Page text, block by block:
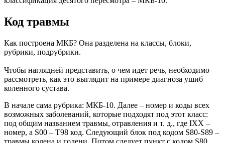
Код травмы
Как построена МКБ? Она разделена на классы, блоки,
рубрики, подрубрики.
Чтобы наглядней представить, о чем идет речь, необходимо
рассмотреть, как это выглядит на примере диагноза ушиб
коленного сустава.
В начале сама рубрика: МКБ-10. Далее – номер и коды всех
возможных заболеваний, которые подходят под этот класс:
под общим названием травмы, отравления и т. д., где IXX –
номер, а S00 – T98 код. Следующий блок под кодом S80-S89 –
травмы колена и голени. Потом следует пункт с кодом S80